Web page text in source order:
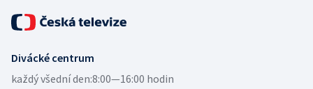
Divácké centrum
každý všední den:8:00—16:00 hodin